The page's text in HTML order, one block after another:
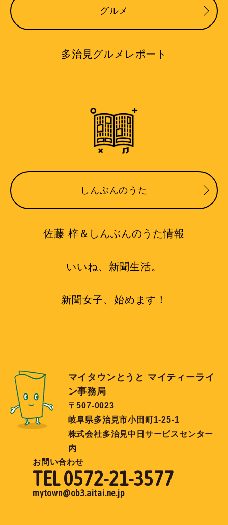
グルメ
多治見グルメレポート
しんぶんのうた
佐藤 梓＆しんぶんのうた情報
いいね、新聞生活。
新聞女子、始めます！
マイタウンとうと マイティーライ
ン事務局
〒507-0023
岐阜県多治見市小田町1-25-1
株式会社多治見中日サービスセンター
内
お問い合わせ
TEL 0572-21-3577
mytown@ob3.aitai.ne.jp